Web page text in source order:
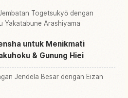
Togetsukyō dengan
Yakatabune Arashiyama
untuk Menikmati
& Gunung Hiei
Jendela Besar dengan Eizan